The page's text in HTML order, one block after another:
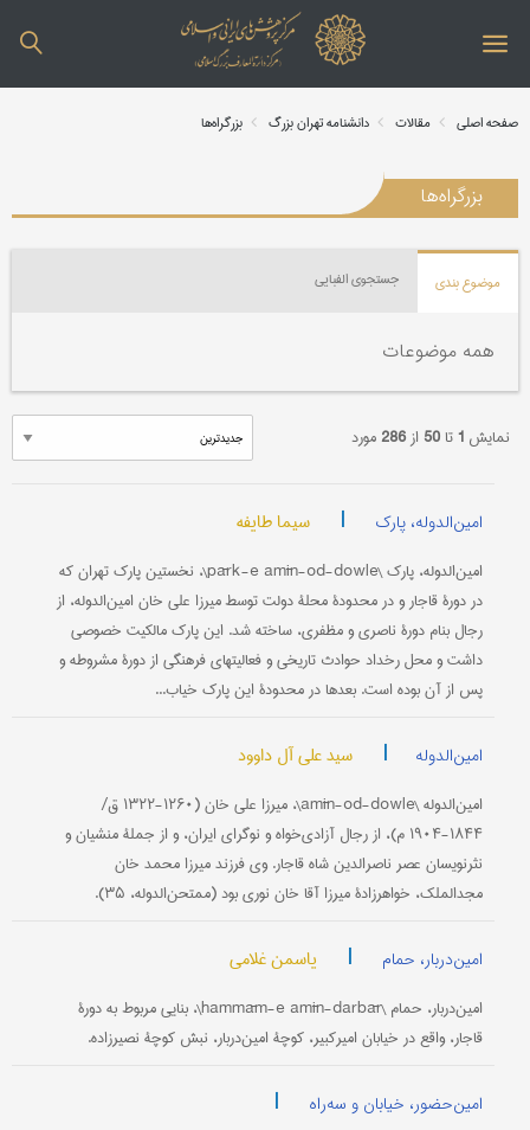
صفحه اصلی مقالات دانشنامه تهران بزرگ بزرگراه‌ها
بزرگراه‌ها
موضوع بندی جستجوی الفبایی
همه موضوعات
نمایش 1تا50 از286مورد
امین‌الدوله، پارک | سیما طایفه
امین‌الدوله، پارک \pārk-e amīn-od-dowle\، نخستین پارک تهران که
در دورۀ قاجار و در محدودۀ محلۀ دولت توسط میرزا علی خان امین‌الدوله، از
رجال بنام دورۀ ناصری و مظفری، ساخته شد. این پارک مالکیت خصوصی
داشت و محل رخداد حوادث تاریخی و فعالیتهای فرهنگی از دورۀ مشروطه و
پس از آن بوده است. بعدها در محدودۀ این پارک خیاب...
امین‌الدوله | سید علی آل داوود
امین‌الدوله \amīn-od-dowle\، میرزا علی خان (۱۲۶۰-۱۳۲۲ ق/
۱۸۴۴-۱۹۰۴ م)، از رجال آزادی‌خواه و نوگرای ایران، و از جملۀ منشیان و
نثرنویسان عصر ناصرالدین شاه قاجار. وی فرزند میرزا محمد خان
مجدالملک، خواهرزادۀ میرزا آقا خان نوری بود (ممتحن‌الدوله، ۳۵).
امین‌دربار، حمام | یاسمن غلامی
امین‌دربار، حمام \hammām-e amīn-darbār\، بنایی مربوط به دورۀ
قاجار، واقع در خیابان امیرکبیر، کوچۀ امین‌دربار، نبش کوچۀ نصیرزاده.
امین‌حضور، خیابان و سه‌راه |